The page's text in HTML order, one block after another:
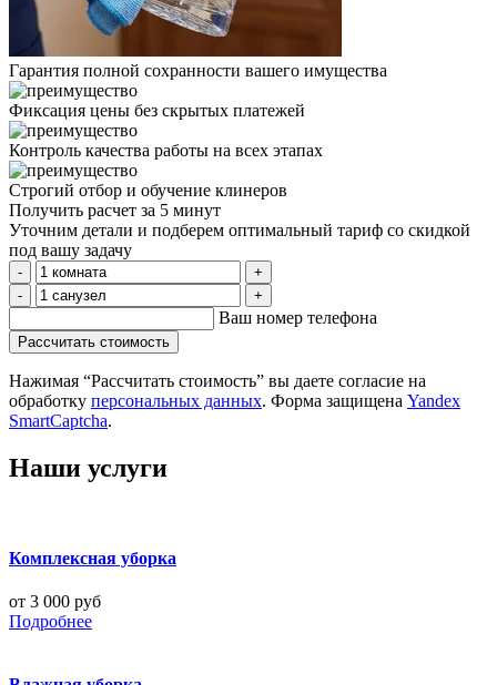
Гарантия полной сохранности вашего имущества
Фиксация цены без скрытых платежей
Контроль качества работы на всех этапах
Строгий отбор и обучение клинеров
Получить расчет за 5 минут
Уточним детали и подберем оптимальный тариф со скидкой
под вашу задачу
-
+
-
+
Ваш номер телефона
Рассчитать стоимость
Нажимая “Рассчитать стоимость” вы даете согласие на
обработку персональных данных. Форма защищена Yandex
SmartCaptcha.
Наши услуги
Комплексная уборка
от 3 000 руб
Подробнее